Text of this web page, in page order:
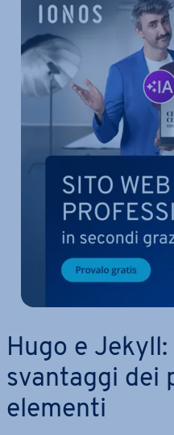
Hugo e
svantaggi dei
elementi